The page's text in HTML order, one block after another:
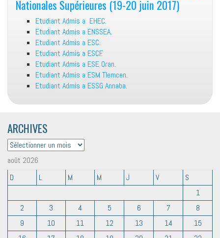
Nationales Supérieures (19-20 juin 2017)
Etudiant Admis a EHEC.
Etudiant Admis a ENSSEA.
Etudiant Admis a ESC.
Etudiant Admis a ESCF.
Etudiant Admis a ESE Oran.
Etudiant Admis a ESM Tlemcen.
Etudiant Admis a ESSG Annaba.
ARCHIVES
ARCHIVES
août 2026
D
L M M J V
S
1
2
3 4 5 6 7
8
9
10 11 12 13 14
15